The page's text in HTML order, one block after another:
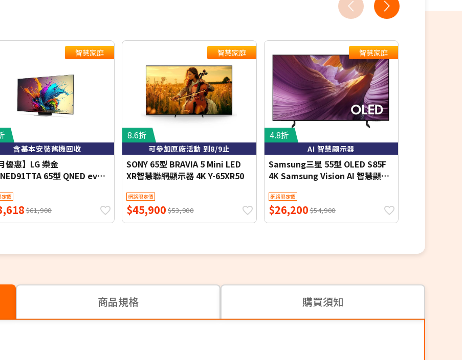
以訂單順序陸
智慧家庭
含基本安裝舊機回收
優惠】LG 樂金
65型 QNED evo
價
$61,900
智慧家庭
8.6折
可參加原廠活動 到8/9止
SONY 65型 BRAVIA 5 Mini LED
XR智慧聯網顯示器 4K Y-65XR50
網路限定價
$45,900 $53,900
智慧家庭
4.8折
AI 智慧顯示器
Samsung三星 55型 OLED S85F
4K Samsung Vision AI 智慧顯示
安裝 【智慧家庭】
網路限定價
$26,200$54,900
商品規格 購買須知